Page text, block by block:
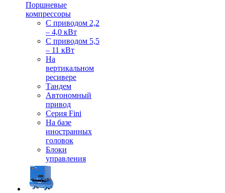
Поршневые
компрессоры
С приводом 2,2
– 4,0 кВт
С приводом 5,5
– 11 кВт
На
вертикальном
ресивере
Тандем
Автономный
привод
Серия Fini
На базе
иностранных
головок
Блоки
управления